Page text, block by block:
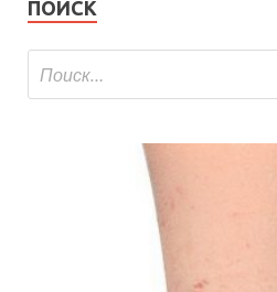
ПОИСК